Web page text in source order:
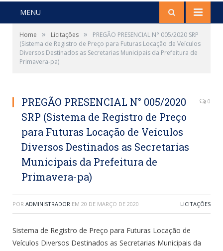
MENU
Home » Licitações »
PREGÃO PRESENCIAL N° 005/2020 SRP
(Sistema de Registro de Preço para Futuras Locação de Veículos
Diversos Destinados as Secretarias Municipais da Prefeitura de
Primavera-pa)
PREGÃO PRESENCIAL N° 005/2020
SRP (Sistema de Registro de Preço
para Futuras Locação de Veículos
Diversos Destinados as Secretarias
Municipais da Prefeitura de
Primavera-pa)
0
POR ADMINISTRADOR EM 20 DE MARÇO DE 2020 LICITAÇÕES
Sistema de Registro de Preço para Futuras Locação de
Veículos Diversos Destinados as Secretarias Municipais da